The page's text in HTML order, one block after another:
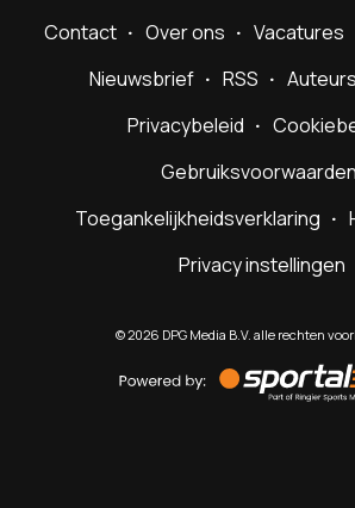
Contact Over ons Vacatures
Nieuwsbrief
RSS
Privacybeleid
Gebruiksvoorwaarden
Toegankelijkheidsverklaring
Privacy instellingen
©2026 DPG Media B.V. alle rechten
by
Sportal365